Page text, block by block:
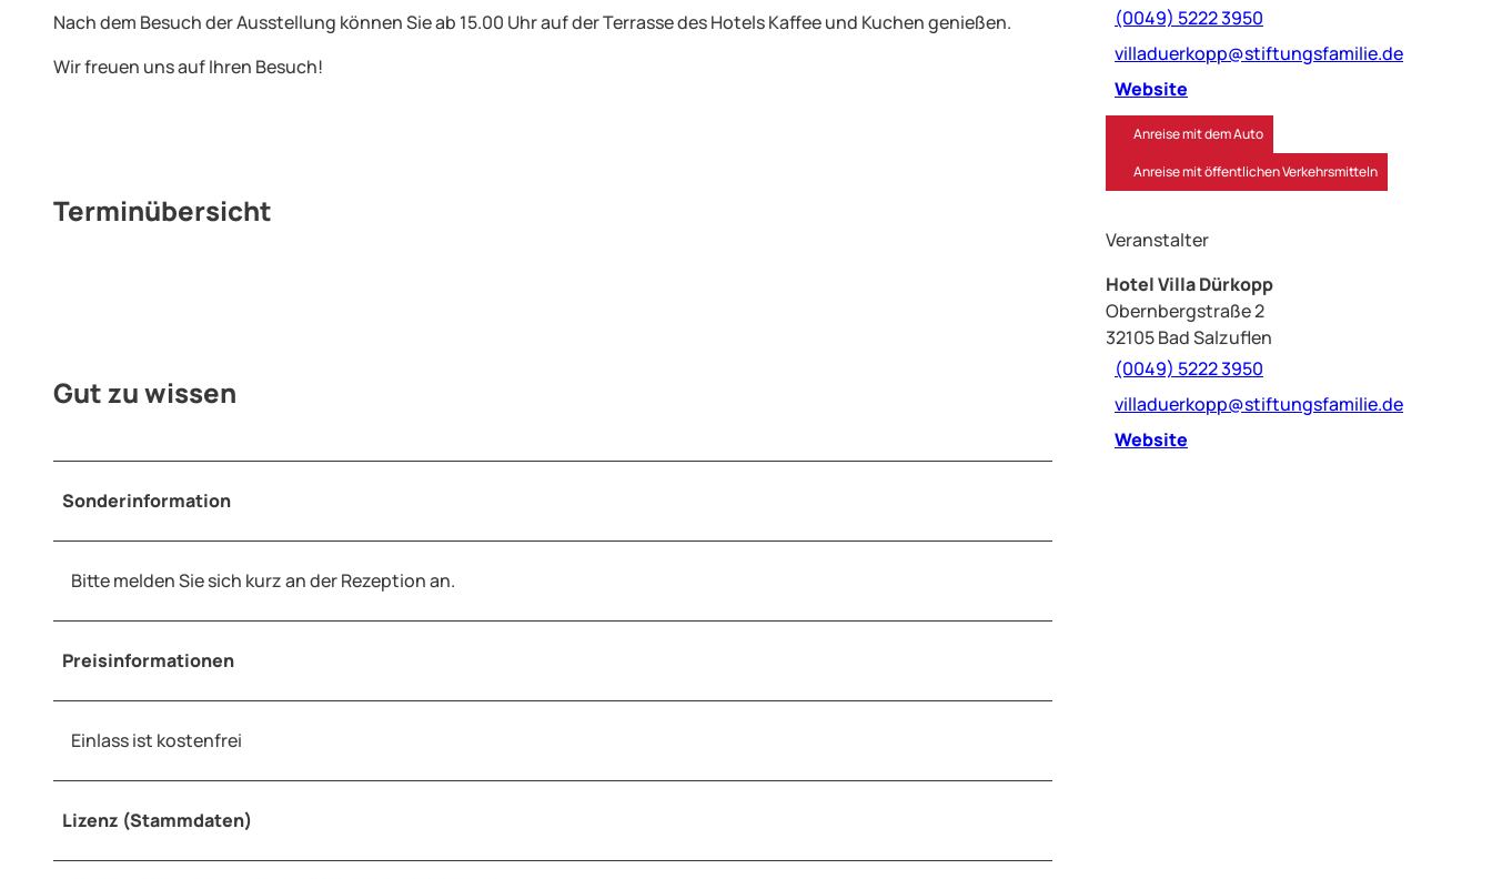
Nach dem Besuch der Ausstellung können Sie ab 15.00 Uhr auf der Terrasse des Hotels Kaffee und Kuchen genießen.
Wir freuen uns auf Ihren Besuch!
Terminübersicht
Gut zu wissen
Sonderinformation
Bitte melden Sie sich kurz an der Rezeption an.
Preisinformationen
Einlass ist kostenfrei
Lizenz (Stammdaten)
(0049) 5222 3950
villaduerkopp@stiftungsfamilie.de
Website
Anreise mit dem Auto
Anreise mit öffentlichen Verkehrsmitteln
Veranstalter
Hotel Villa Dürkopp
Obernbergstraße 2
32105Bad Salzuflen
(0049) 5222 3950
villaduerkopp@stiftungsfamilie.de
Website